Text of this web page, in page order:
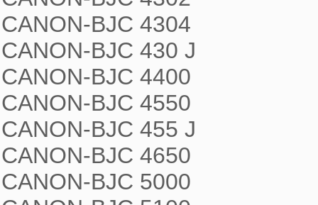
CANON-BJC 4304
CANON-BJC 430 J
CANON-BJC 4400
CANON-BJC 4550
CANON-BJC 455 J
CANON-BJC 4650
CANON-BJC 5000